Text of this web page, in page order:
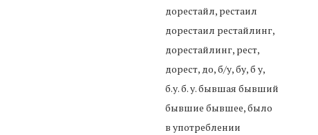
дорестайл, рестаил
дорестаил рестайлинг,
дорестайлинг, рест,
дорест, до, б/у, бу, б у,
б.у. б. у. бывшая бывший
бывшие бывшее, было
в употреблении